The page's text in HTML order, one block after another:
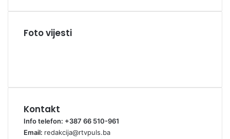
Foto vijesti
Kontakt
Info telefon: +387 66 510-961
Email: redakcija@rtvpuls.ba